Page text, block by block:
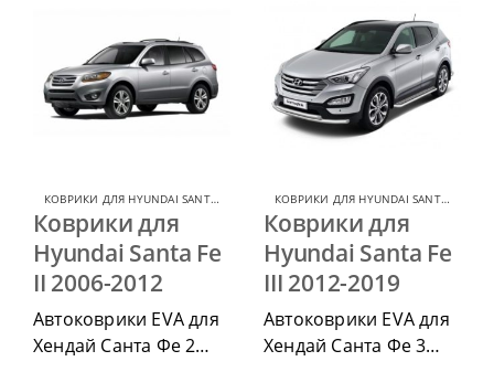
КОВРИКИ ДЛЯ HYUNDAI SANTA FE КОВРИКИ ДЛЯ HYUNDAI
Коврики для
Hyundai Santa Fe
II 2006-2012
Автоковрики EVA для
Хендай Санта Фе 2
КОВРИКИ ДЛЯ HYUNDAI SANTA FE
Коврики для
Hyundai Santa Fe
III 2012-2019
Автоковрики EVA для
Хендай Санта Фе 3